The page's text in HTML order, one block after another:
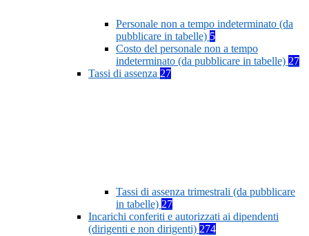
Personale non a tempo indeterminato (da
pubblicare in tabelle) 5
Costo del personale non a tempo
indeterminato (da pubblicare in tabelle) 27
Tassi di assenza 27
Tassi di assenza trimestrali (da pubblicare
in tabelle) 27
Incarichi conferiti e autorizzati ai dipendenti
(dirigenti e non dirigenti) 274